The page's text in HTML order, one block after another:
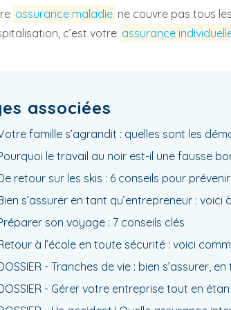
assurance maladie ne couvre pas tous
c’est votre assurance
associées
famille s’agrandit : quelles sont les
le travail au noir est-il une fausse
retour sur les skis : 6 conseils pour
s’assurer en tant qu’entrepreneur : voici
son voyage : 7 conseils clés
à l’école en toute sécurité : voici
- Tranches de vie : bien s’assurer,
- Gérer votre entreprise tout en